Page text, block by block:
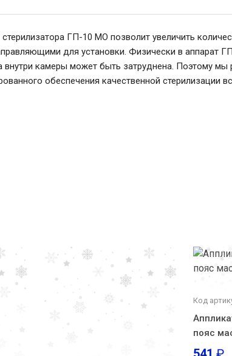
ГП-10 МО позволит увеличить
для установки. Физически в аппарат
внутри камеры может быть затруднена. Поэтому мы
обеспечения качественной стерилизации
Код
пояс